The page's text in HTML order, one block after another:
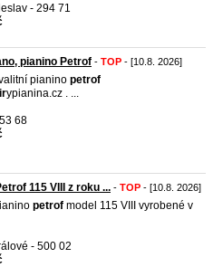
- 294 71
pianino Petrof - TOP - [10.8. 2026]
pianino petrof
ypianina.cz . ...
68
115 VIII z roku ... - TOP - [10.8. 2026]
petrof model 115 VIII vyrobené v
- 500 02